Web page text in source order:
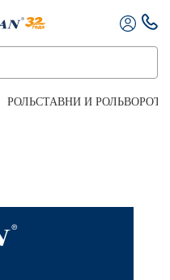
РОЛЬСТАВНИ И РОЛЬВОРОТА